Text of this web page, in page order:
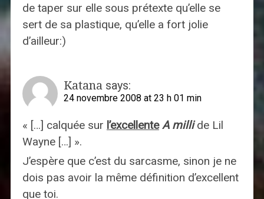
de taper sur elle sous prétexte qu’elle se
sert de sa plastique, qu’elle a fort jolie
d’ailleur:)
Katana says:
24 novembre 2008 at 23 h 01 min
« […] calquée sur l’excellenteA millide Lil
Wayne […] ».
J’espère que c’est du sarcasme, sinon je ne
dois pas avoir la même définition d’excellent
que toi.